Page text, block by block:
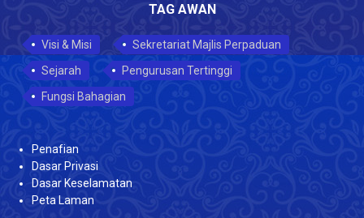
TAG AWAN
Visi & Misi
Sekretariat Majlis Perpaduan
Sejarah
Pengurusan Tertinggi
Fungsi Bahagian
Penafian
Dasar Privasi
Dasar Keselamatan
Peta Laman